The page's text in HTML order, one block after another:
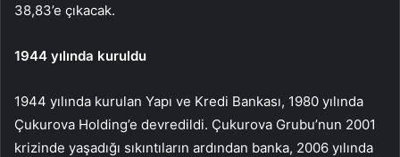
38,83’e çıkacak.
1944 yılında kuruldu
1944 yılında kurulan Yapı ve Kredi Bankası, 1980 yılında
Çukurova Holding’e devredildi. Çukurova Grubu’nun 2001
krizinde yaşadığı sıkıntıların ardından banka, 2006 yılında